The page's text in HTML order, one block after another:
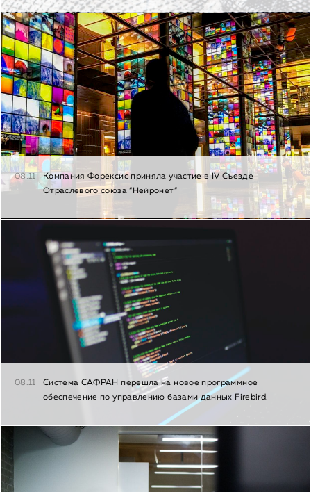
08.11
Компания Форексис приняла участие в IV Съезде
Отраслевого союза “Нейронет”
08.11
Система САФРАН перешла на новое программное
обеспечение по управлению базами данных Firebird.